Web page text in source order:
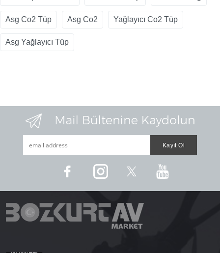
Asg Co2 Tüp Asg Co2 Yağlayıcı Co2 Tüp
Asg Yağlayıcı Tüp